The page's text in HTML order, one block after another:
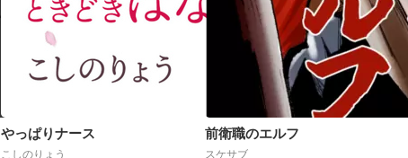
やっぱりナース
こしのりょう
前衛職のエルフ
スケサブ